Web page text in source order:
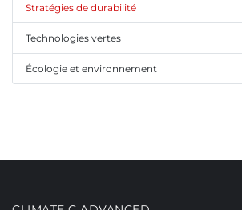
Stratégies de durabilité
Technologies vertes
Écologie et environnement